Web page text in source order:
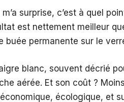
m’a surprise, c’est à quel
est nettement meilleur
buée permanente sur le
blanc, souvent décrié
aérée. Et son coût ?
écologique, et